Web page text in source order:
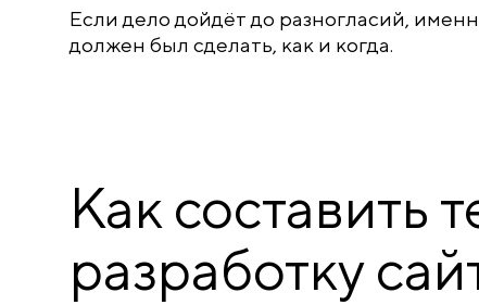
Если дело дойдёт до разногласий,
должен был сделать, как и когда.
Как составить
разработку